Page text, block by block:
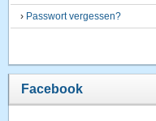
› Passwort vergessen?
Facebook